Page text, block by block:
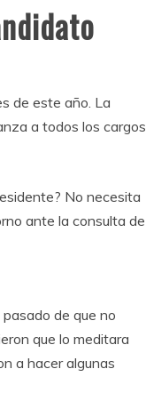
de este año. La
a todos los cargos
No necesita
ante la consulta de
de que no
que lo meditara
a hacer algunas